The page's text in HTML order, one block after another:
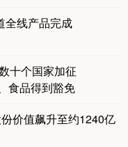
全线产品完成
十个国家加征
食品得到豁免
价值飙升至约1240亿